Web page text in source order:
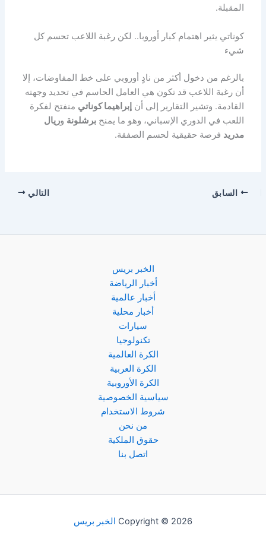
المقبلة.
كوناتي يثير اهتمام كبار أوروبا.. لكن رغبة اللاعب تحسم كل
شيء
بالرغم من دخول أكثر من نادٍ أوروبي على خط المفاوضات، إلا
أن رغبة اللاعب قد تكون هي العامل الحاسم في تحديد وجهته
القادمة. وتشير التقارير إلى أن إبراهيما كوناتي منفتح لفكرة
اللعب في الدوري الإسباني، وهو ما يمنحبرشلونة وريال
مدريد فرصة حقيقية لحسم الصفقة.
السابق التالي
الخبر بريس
أخبار الرياضة
أخبار عالمية
أخبار محلية
سيارات
تكنولوجيا
الكرة العالمية
الكرة العربية
الكرة الأوروبية
سياسية الخصوصية
شروط الاستخدام
من نحن
حقوق الملكية
اتصل بنا
Copyright © 2026 الخبر بريس